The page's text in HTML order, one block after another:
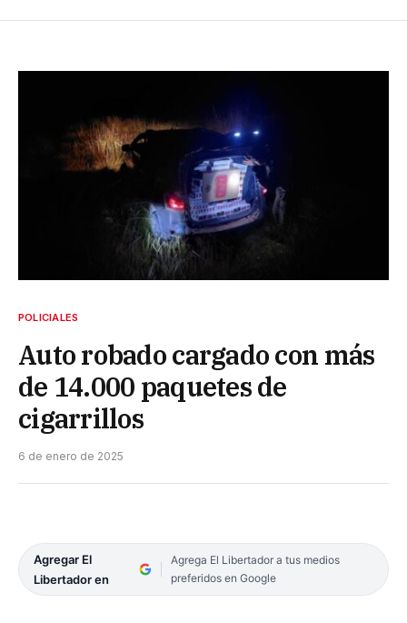
POLICIALES
Auto robado cargado con más
de 14.000 paquetes de
cigarrillos
6 de enero de 2025
Agregar El
Libertador en
Agrega El Libertador a tus medios
preferidos en Google